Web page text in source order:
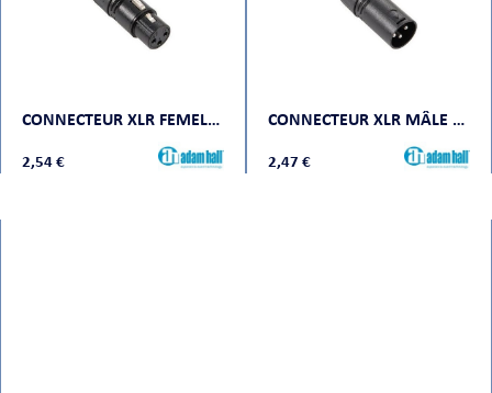
CONNECTEUR XLR FEMELLE NOIR
2,54 €
CONNECTEUR XLR MÂLE NOIR
2,47 €